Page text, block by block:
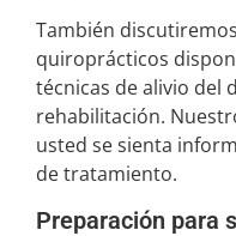
También
quiroprácticos
técnicas de alivio del
rehabilitación.
usted se sienta
de tratamiento.
Preparación para